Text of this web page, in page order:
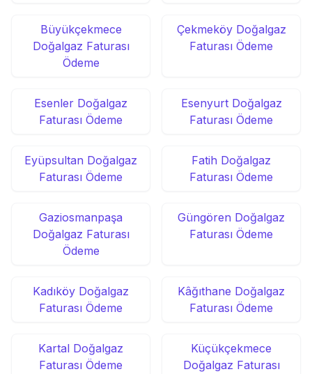
Büyükçekmece
Doğalgaz Faturası
Ödeme
Çekmeköy Doğalgaz
Faturası Ödeme
Esenler Doğalgaz
Faturası Ödeme
Esenyurt Doğalgaz
Faturası Ödeme
Eyüpsultan Doğalgaz
Faturası Ödeme
Fatih Doğalgaz
Faturası Ödeme
Gaziosmanpaşa
Doğalgaz Faturası
Ödeme
Güngören Doğalgaz
Faturası Ödeme
Kadıköy Doğalgaz
Faturası Ödeme
Kâğıthane Doğalgaz
Faturası Ödeme
Kartal Doğalgaz
Faturası Ödeme
Küçükçekmece
Doğalgaz Faturası